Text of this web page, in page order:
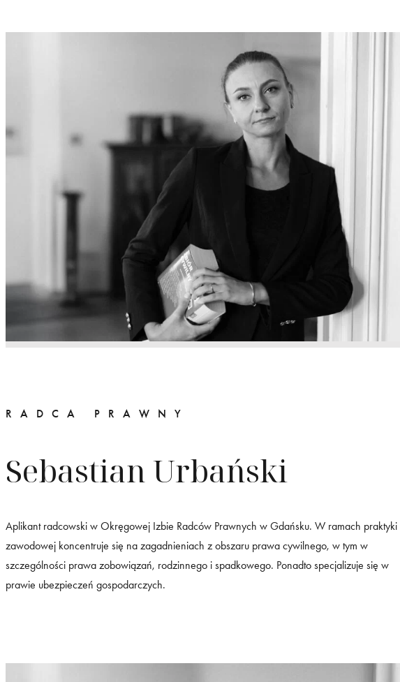
RADCA PRAWNY
Sebastian Urbański
Aplikant radcowski w Okręgowej Izbie Radców Prawnych w Gdańsku. W ramach praktyki
zawodowej koncentruje się na zagadnieniach z obszaru prawa cywilnego, w tym w
szczególności prawa zobowiązań, rodzinnego i spadkowego. Ponadto specjalizuje się w
prawie ubezpieczeń gospodarczych.